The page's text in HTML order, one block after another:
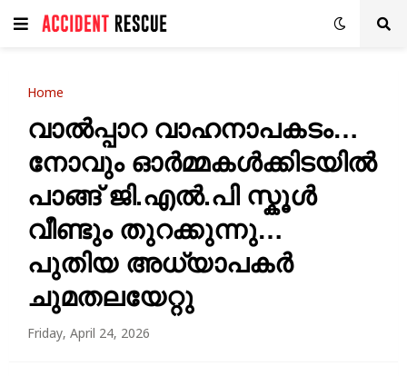
Home
വാൽപ്പാറ വാഹനാപകടം…
നോവും ഓർമ്മകൾക്കിടയിൽ
പാങ്ങ് ജി.എൽ.പി സ്കൂൾ
വീണ്ടും തുറക്കുന്നു…
പുതിയ അധ്യാപകർ
ചുമതലയേറ്റു
Friday, April 24, 2026